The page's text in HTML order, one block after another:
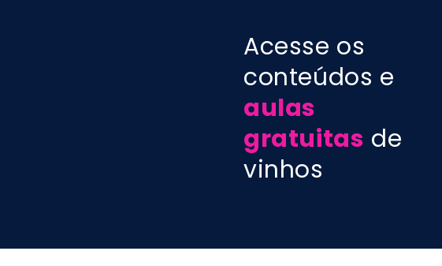
Acesse os
conteúdos e
aulas
gratuitas de
vinhos